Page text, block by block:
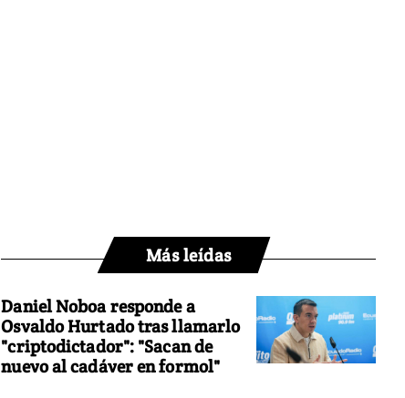
Más leídas
Daniel Noboa responde a
Osvaldo Hurtado tras llamarlo
"criptodictador": "Sacan de
nuevo al cadáver en formol"